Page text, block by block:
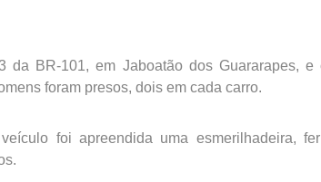
da BR-101, em Jaboatão dos Guararapes,
foram presos, dois em cada carro.
foi apreendida uma esmerilhadeira,